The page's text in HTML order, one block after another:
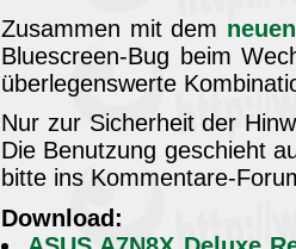
Zusammen mit dem
Bluescreen-Bug beim
überlegenswerte
Nur zur Sicherheit der
Die Benutzung geschieht
bitte ins Kommentare-
Download: